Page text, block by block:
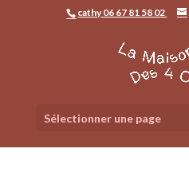
cathy 06 67 81 58 02
Sélectionner une page